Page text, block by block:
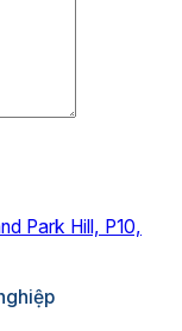
Park Hill, P10,